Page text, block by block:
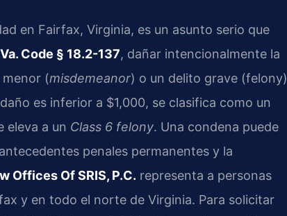
en Fairfax, Virginia, es un asunto serio que
Va. Code § 18.2-137, dañar intencionalmente la
(misdemeanor) o un delito grave (felony)
es inferior a $1,000, se clasifica como un
eleva a un Class 6 felony. Una condena puede
penales permanentes y la
Offices Of SRIS, P.C. representa a personas
y en todo el norte de Virginia. Para solicitar